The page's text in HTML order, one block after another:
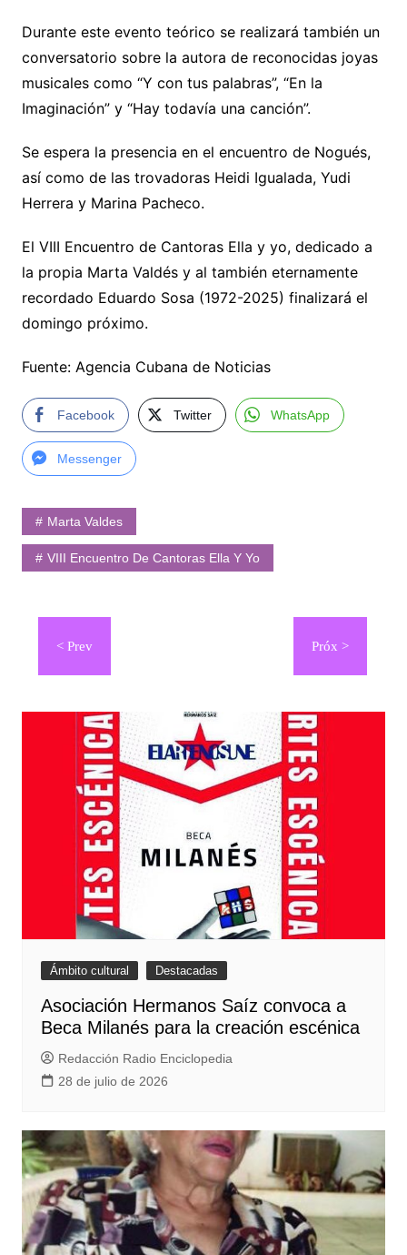
Durante este evento teórico se realizará también un
conversatorio sobre la autora de reconocidas joyas
musicales como “Y con tus palabras”, “En la
Imaginación” y “Hay todavía una canción”.
Se espera la presencia en el encuentro de Nogués,
así como de las trovadoras Heidi Igualada, Yudi
Herrera y Marina Pacheco.
El VIII Encuentro de Cantoras Ella y yo, dedicado a
la propia Marta Valdés y al también eternamente
recordado Eduardo Sosa (1972-2025) finalizará el
domingo próximo.
Fuente: Agencia Cubana de Noticias
Facebook Twitter WhatsApp
Messenger
Marta Valdes
VIII Encuentro De Cantoras Ella Y Yo
Navegación
entradas
Ámbito cultural Destacadas
Asociación Hermanos Saíz convoca a
Beca Milanés para la creación escénica
Redacción Radio Enciclopedia
28 de julio de 2026